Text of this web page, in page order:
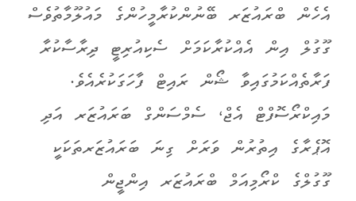
އެހެން ބްރައުޒަރ ބޭނުންކުރާމީހުންގެ މައުލޫމާތުވެސް
ގޫގުލް އިން އެއްކުރާކަމަށް ސެކިއުރިޓީ ދިރާސާކުރާ
ފަރާތެއްކަމުގައިވާ ޝޯން ރައިޓް ފާހަގަކުރެއެވެ.
މައިކްރޯސޮފްޓް އެޖް، ސެމްސަންގް ބަރައުޒަރ އަދި
އޮޕެރާގެ އިތުރުން ވަރަށް ގިނަ ބަރައުޒަރތަކަކީ
ގޫގުލްގެ ކްރޯމިއަމް ބްރައުޒަރ އިންޖީން